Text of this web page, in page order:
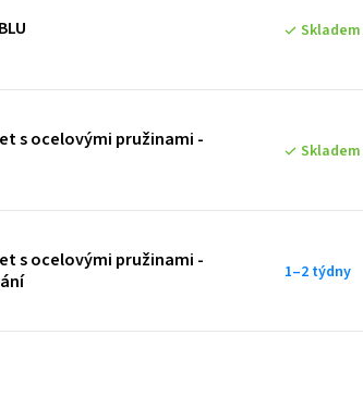
Skladem
s ocelovými pružinami -
Skladem
s ocelovými pružinami -
1–2 týdny